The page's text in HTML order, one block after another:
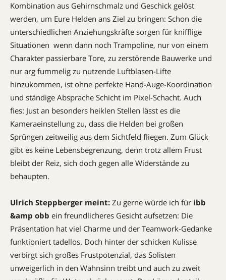
Kombination aus Gehirnschmalz und Geschick gelöst
werden, um Eure Helden ans Ziel zu bringen: Schon die
unterschiedlichen Anziehungskräfte sorgen für knifflige
Situationen  wenn dann noch Trampoline, nur von einem
Charakter passierbare Tore, zu zerstörende Bauwerke und
nur arg fummelig zu nutzende Luftblasen-Lifte
hinzukommen, ist ohne perfekte Hand-Auge-Koordination
und ständige Absprache Schicht im Pixel-Schacht. Auch
fies: Just an besonders heiklen Stellen lässt es die
Kameraeinstellung zu, dass die Helden bei großen
Sprüngen zeitweilig aus dem Sichtfeld fliegen. Zum Glück
gibt es keine Lebensbegrenzung, denn trotz allem Frust
bleibt der Reiz, sich doch gegen alle Widerstände zu
behaupten.
Ulrich Steppberger meint: Zu gerne würde ich für ibb
&amp obb ein freundlicheres Gesicht aufsetzen: Die
Präsentation hat viel Charme und der Teamwork-Gedanke
funktioniert tadellos. Doch hinter der schicken Kulisse
verbirgt sich großes Frustpotenzial, das Solisten
unweigerlich in den Wahnsinn treibt und auch zu zweit